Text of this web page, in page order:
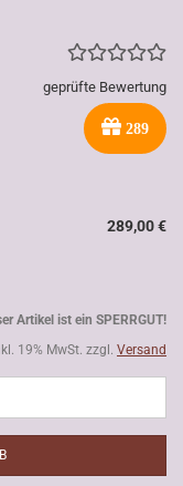
geprüfte Bewertung
289
289,00 €
Artikel ist ein SPERRGUT!
19% MwSt. zzgl. Versand